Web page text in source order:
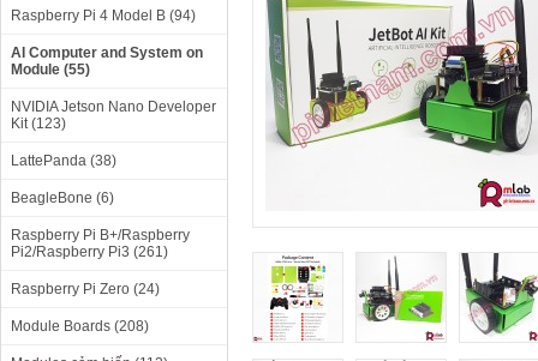
Raspberry Pi 4 Model B (94)
AI Computer and System on
Module (55)
NVIDIA Jetson Nano Developer
Kit (123)
LattePanda (38)
BeagleBone (6)
Raspberry Pi B+/Raspberry
Pi2/Raspberry Pi3 (261)
Raspberry Pi Zero (24)
Module Boards (208)